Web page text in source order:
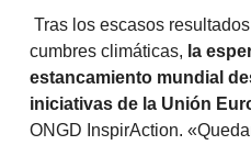
Tras los escasos
cumbres climáticas, la
estancamiento mundial
iniciativas de la Unión
ONGD InspirAction.